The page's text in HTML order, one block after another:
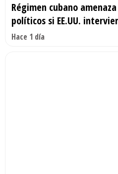
Régimen cubano
políticos si EE.UU.
Hace 1 día